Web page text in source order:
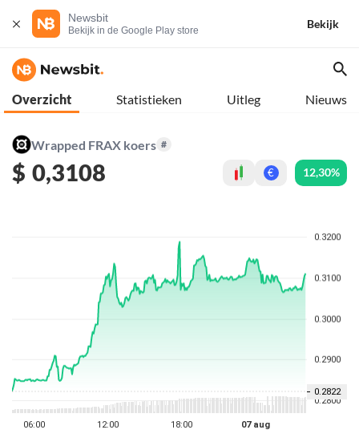
Newsbit
Bekijk in de Google Play store
Bekijk
Overzicht Statistieken Uitleg Nieuws
Wrapped FRAX koers #
$ 0,3108 € 12,30%